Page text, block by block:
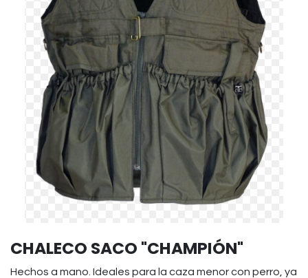
CHALECO SACO "CHAMPIÓN"
Hechos a mano. Ideales para la caza menor con perro, ya